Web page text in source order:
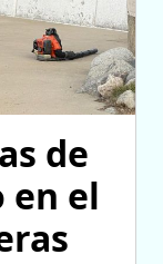
de
el